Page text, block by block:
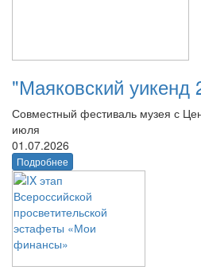
"Маяковский уикенд
Совместный фестиваль музея с
июля
01.07.2026
Подробнее